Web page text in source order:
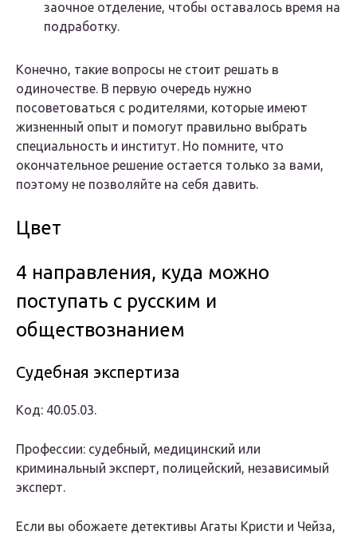
заочное отделение, чтобы оставалось время на
подработку.
Конечно, такие вопросы не стоит решать в
одиночестве. В первую очередь нужно
посоветоваться с родителями, которые имеют
жизненный опыт и помогут правильно выбрать
специальность и институт. Но помните, что
окончательное решение остается только за вами,
поэтому не позволяйте на себя давить.
Цвет
4 направления, куда можно
поступать с русским и
обществознанием
Судебная экспертиза
Код: 40.05.03.
Профессии: судебный, медицинский или
криминальный эксперт, полицейский, независимый
эксперт.
Если вы обожаете детективы Агаты Кристи и Чейза,